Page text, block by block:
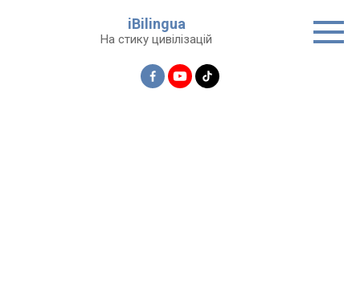
iBilingua
На стику цивілізацій